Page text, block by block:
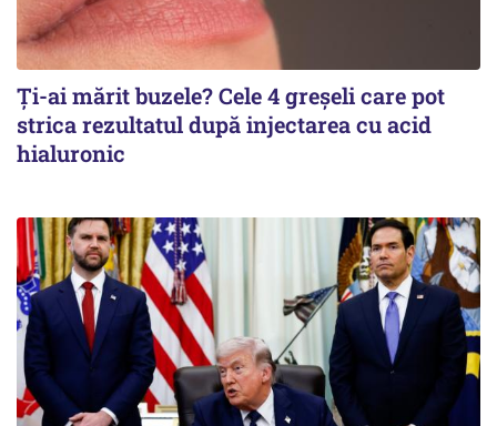
Ți-ai mărit buzele? Cele 4 greșeli care pot
strica rezultatul după injectarea cu acid
hialuronic